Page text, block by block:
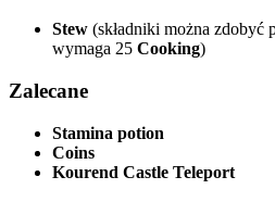
Stew (składniki można zdobyć
wymaga 25 Cooking)
Zalecane
Stamina potion
Coins
Kourend Castle Teleport